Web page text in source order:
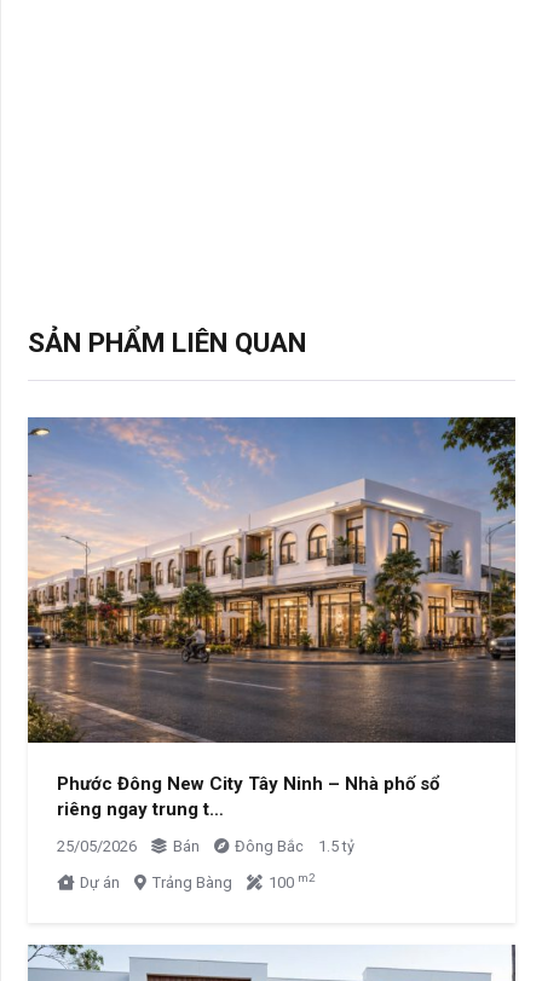
SẢN PHẨM LIÊN QUAN
Phước Đông New City Tây Ninh – Nhà phố sổ
riêng ngay trung t…
25/05/2026 Bán Đông Bắc
1.5 tỷ
Dự án
Trảng Bàng 100 m2